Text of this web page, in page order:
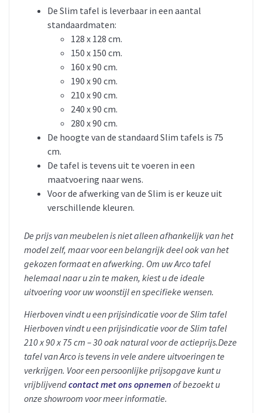
De Slim tafel is leverbaar in een aantal
standaardmaten:
128 x 128 cm.
150 x 150 cm.
160 x 90 cm.
190 x 90 cm.
210 x 90 cm.
240 x 90 cm.
280 x 90 cm.
De hoogte van de standaard Slim tafels is 75
cm.
De tafel is tevens uit te voeren in een
maatvoering naar wens.
Voor de afwerking van de Slim is er keuze uit
verschillende kleuren.
De prijs van meubelen is niet alleen afhankelijk van het
model zelf, maar voor een belangrijk deel ook van het
gekozen formaat en afwerking. Om uw Arco tafel
helemaal naar u zin te maken, kiest u de ideale
uitvoering voor uw woonstijl en specifieke wensen.
Hierboven vindt u een prijsindicatie voor de Slim tafel
Hierboven vindt u een prijsindicatie voor de Slim tafel
210 x 90 x 75 cm – 30 oak natural voor de actieprijs.Deze
tafel van Arco is tevens in vele andere uitvoeringen te
verkrijgen. Voor een persoonlijke prijsopgave kunt u
vrijblijvendcontact met ons opnemen of bezoekt u
onze showroom voor meer informatie.